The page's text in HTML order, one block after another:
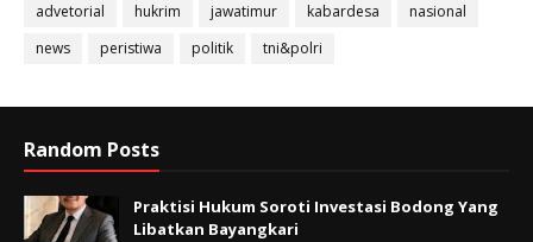
advetorial hukrim jawatimur kabardesa
nasional
news
peristiwa politik tni&polri
Random Posts
Praktisi Hukum Soroti Investasi Bodong Yang
Libatkan Bayangkari